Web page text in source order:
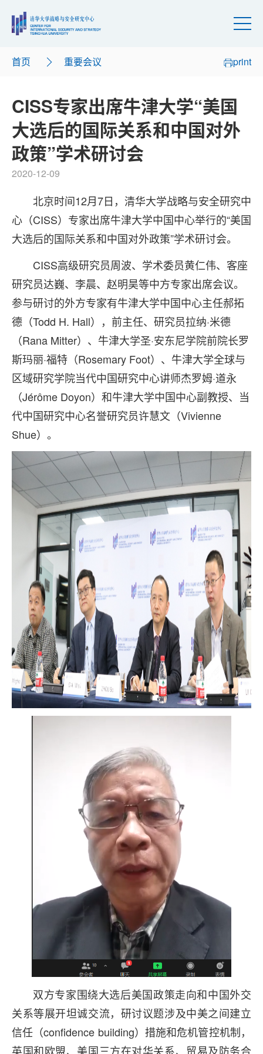
首页 重要会议 print
CISS专家出席牛津大学“美国
大选后的国际关系和中国对外
政策”学术研讨会
2020-12-09
北京时间12月7日，清华大学战略与安全研究中
心（CISS）专家出席牛津大学中国中心举行的“美国
大选后的国际关系和中国对外政策”学术研讨会。
CISS高级研究员周波、学术委员黄仁伟、客座
研究员达巍、李晨、赵明昊等中方专家出席会议。
参与研讨的外方专家有牛津大学中国中心主任郝拓
德（Todd H. Hall），前主任、研究员拉纳·米德
（Rana Mitter）、牛津大学圣·安东尼学院前院长罗
斯玛丽·福特（Rosemary Foot）、牛津大学全球与
区域研究学院当代中国研究中心讲师杰罗姆·道永
（Jérôme Doyon）和牛津大学中国中心副教授、当
代中国研究中心名誉研究员许慧文（Vivienne
Shue）。
双方专家围绕大选后美国政策走向和中国外交
关系等展开坦诚交流，研讨议题涉及中美之间建立
信任（confidence building）措施和危机管控机制，
英国和欧盟、美国三方在对华关系、贸易及防务合